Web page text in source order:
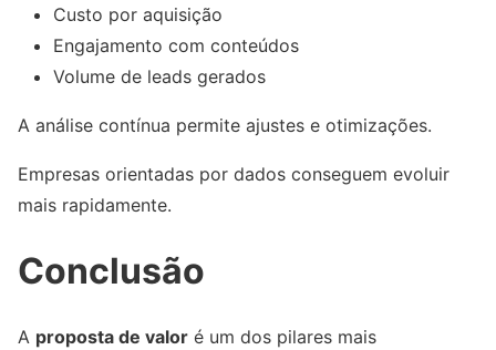
Custo por aquisição
Engajamento com conteúdos
Volume de leads gerados
A análise contínua permite ajustes e otimizações.
Empresas orientadas por dados conseguem evoluir
mais rapidamente.
Conclusão
A proposta de valor é um dos pilares mais